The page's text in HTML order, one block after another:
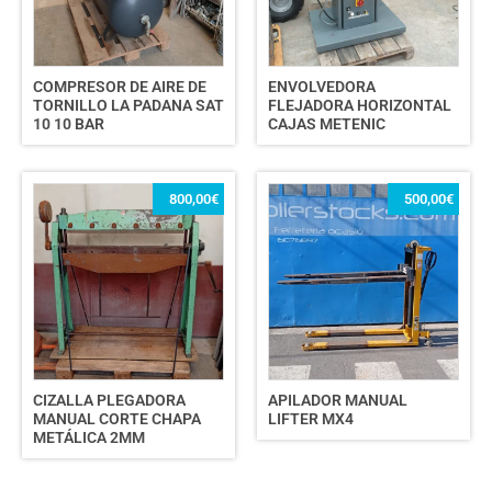
COMPRESOR DE AIRE DE
TORNILLO LA PADANA SAT
10 10 BAR
ENVOLVEDORA
FLEJADORA HORIZONTAL
CAJAS METENIC
CIZALLA PLEGADORA
MANUAL CORTE CHAPA
METÁLICA 2MM
800,00€
APILADOR MANUAL
LIFTER MX4
500,00€